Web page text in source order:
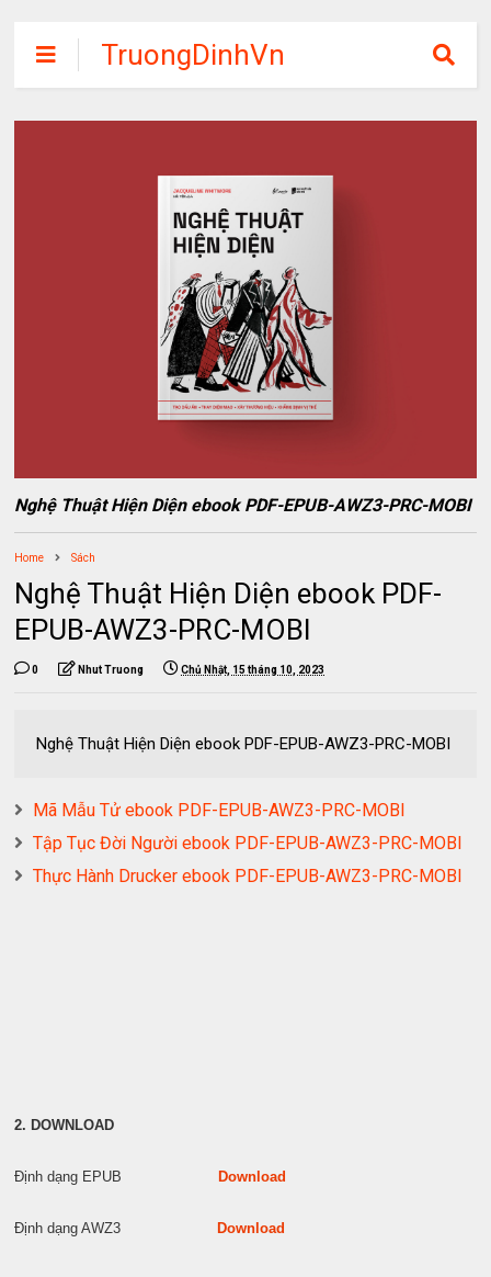
TruongDinhVn
Chia sẽ ebook,
các khóa học,
tập miễn phí
Nghệ Thuật Hiện Diện ebook PDF-EPUB-AWZ3-PRC-MOBI
Home Sách
Nghệ Thuật Hiện Diện ebook PDF-
EPUB-AWZ3-PRC-MOBI
0 Nhut Truong Chủ Nhật, 15 tháng 10, 2023
Nghệ Thuật Hiện Diện ebook PDF-EPUB-AWZ3-PRC-MOBI
Mã Mẫu Tử ebook PDF-EPUB-AWZ3-PRC-MOBI
Tập Tục Đời Người ebook PDF-EPUB-AWZ3-PRC-MOBI
Thực Hành Drucker ebook PDF-EPUB-AWZ3-PRC-MOBI
2. DOWNLOAD
Định dạng EPUBDownload
Định dạng AWZ3Download